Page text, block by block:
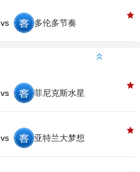
vs 多伦多节奏
vs 菲尼克斯水星
vs 亚特兰大梦想